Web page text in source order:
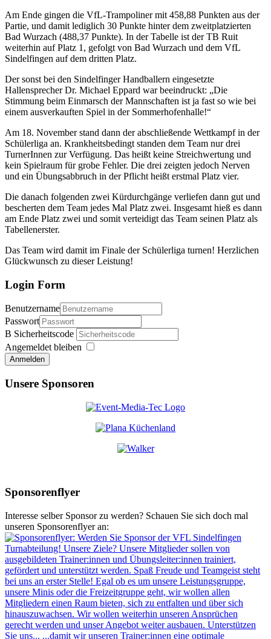
Am Ende gingen die VfL-Trampoliner mit 458,88 Punkten aus der
Partie, und damit lediglich 30 Punkte hinter dem zweitplatzierten
Bad Wurzach (488,37 Punkte). In der Tabelle ist der TB Ruit
weiterhin auf Platz 1, gefolgt von Bad Wurzach und dem VfL
Sindelfingen auf dem dritten Platz.
Der sonst bei den Sindelfinger Handballern eingesetzte
Hallensprecher Dr. Michael Eppard war beeindruckt: „Die
Stimmung beim Einmarsch der Mannschaften ist ja fast so wie bei
einem ausverkauften Spiel in der Sommerhofenhalle!“
Am 18. November stand dann der abschließende Wettkampf in der
Schülerliga an. Krankheitsbedingt standen dem Team nur drei
TurnerInnen zur Verfügung. Das heißt keine Streichwertung und
kein Spielraum für grobe Fehler. Die drei zeigten jedoch Nerven
und ein Übungsabbruch in der Pflicht heißt erstmal Platz vier.
Die danach folgenden zwei Kürdurchgänge verliefen dann gut und
bescherten dem Team jedes Mal Platz zwei. Insgesamt hieß es dann
am Ende Platz zwei und somit verteidigt das Team seinen Platz als
Tabellenerster.
Das Team wird damit im Finale der Schülerliga turnen! Herzlichen
Glückwunsch zu dieser Leistung!
Login Form
Benutzername
Passwort
Sicherheitscode
Angemeldet bleiben
Anmelden
Unsere Sponsoren
Sponsorenflyer
Interesse selber Sponsor zu werden? Schauen Sie sich doch mal
unseren Sponsorenflyer an: